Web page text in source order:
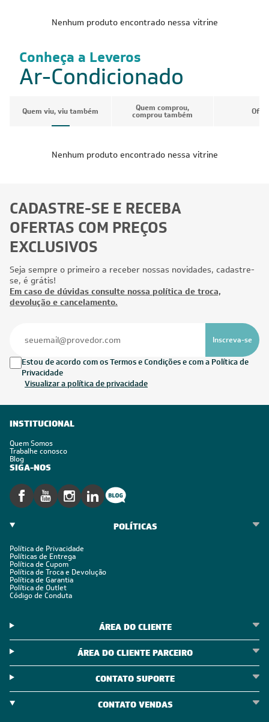
Nenhum produto encontrado nessa vitrine
Conheça a Leveros
Ar-Condicionado
Quem viu, viu também Quem comprou,
comprou também
Nenhum produto encontrado nessa vitrine
CADASTRE-SE E RECEBA
OFERTAS COM PREÇOS
EXCLUSIVOS
Seja sempre o primeiro a receber nossas novidades, cadastre-
se, é grátis!
Em caso de dúvidas consulte nossa política de troca,
devolução e cancelamento.
Inscreva-se
Estou de acordo com os Termos e Condições e com a Política de
Privacidade
Visualizar a política de privacidade
INSTITUCIONAL
Quem Somos
Trabalhe conosco
Blog
SIGA-NOS
POLÍTICAS
Política de Privacidade
Políticas de Entrega
Política de Cupom
Política de Troca e Devolução
Política de Garantia
Política de Outlet
Código de Conduta
ÁREA DO CLIENTE
ÁREA DO CLIENTE PARCEIRO
CONTATO SUPORTE
CONTATO VENDAS